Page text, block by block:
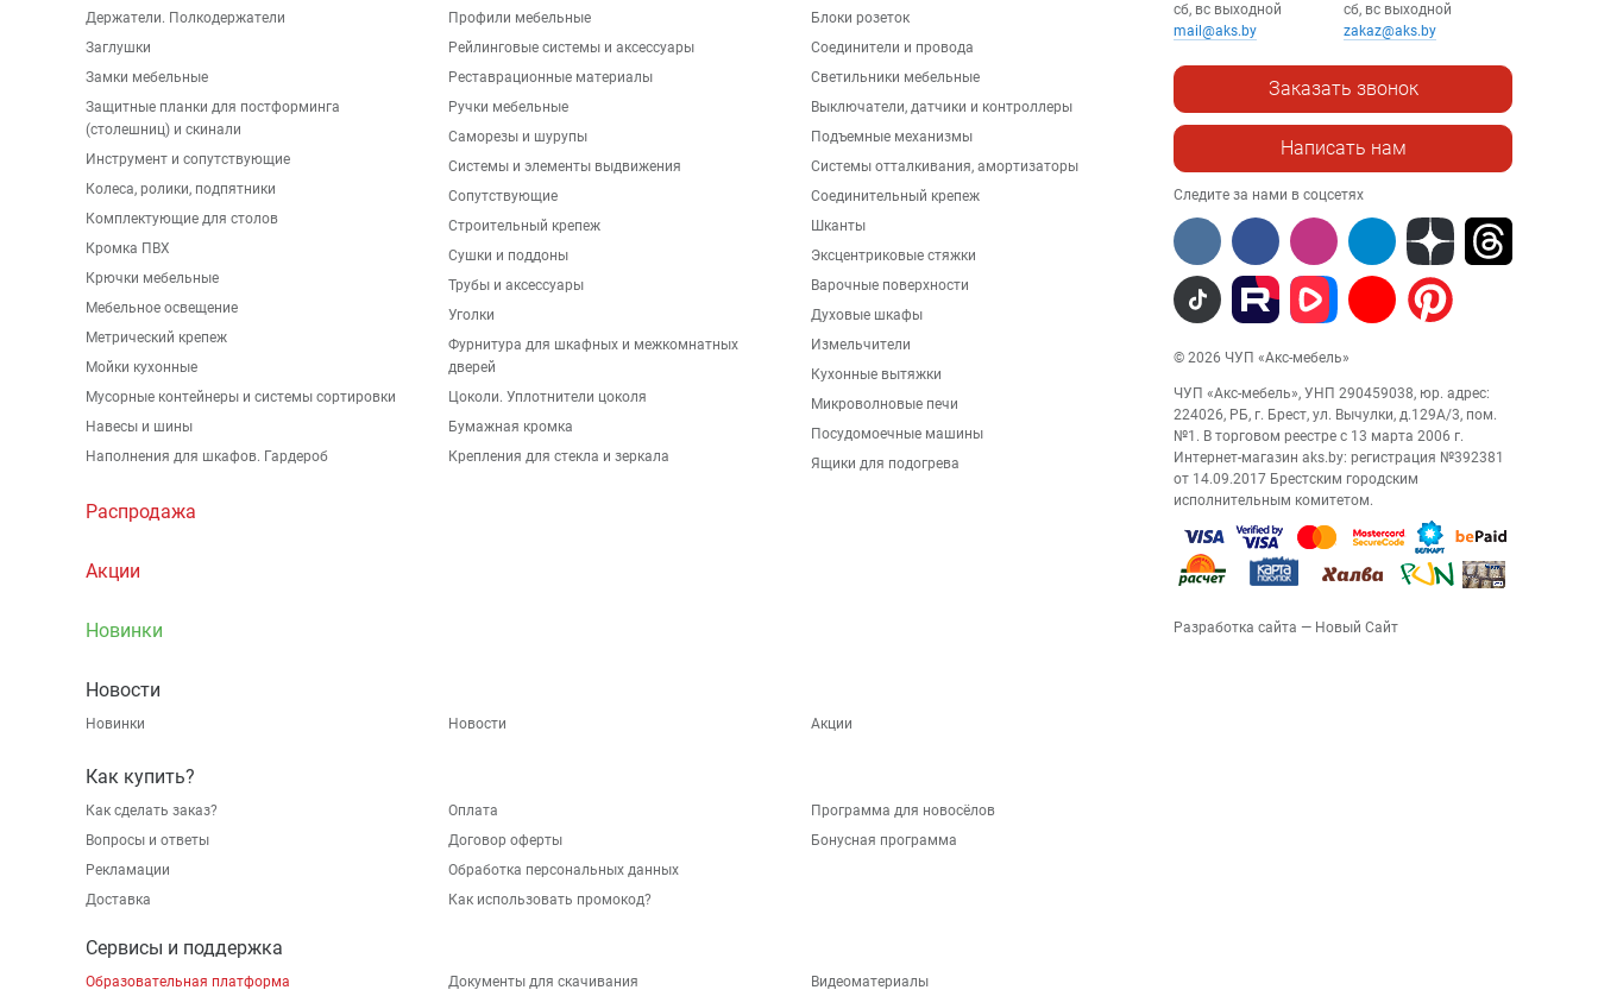
Держатели. Полкодержатели
Заглушки
Замки мебельные
Защитные планки для постформинга
(столешниц) и скинали
Инструмент и сопутствующие
Колеса, ролики, подпятники
Комплектующие для столов
Кромка ПВХ
Крючки мебельные
Мебельное освещение
Метрический крепеж
Мойки кухонные
Мусорные контейнеры и системы сортировки
Навесы и шины
Наполнения для шкафов. Гардероб
Профили мебельные
Рейлинговые системы и аксессуары
Реставрационные материалы
Ручки мебельные
Саморезы и шурупы
Системы и элементы выдвижения
Сопутствующие
Строительный крепеж
Сушки и поддоны
Трубы и аксессуары
Уголки
Фурнитура для шкафных и межкомнатных
дверей
Цоколи. Уплотнители цоколя
Бумажная кромка
Крепления для стекла и зеркала
Блоки розеток
Соединители и провода
Светильники мебельные
Выключатели, датчики и контроллеры
Подъемные механизмы
Системы отталкивания, амортизаторы
Соединительный крепеж
Шканты
Эксцентриковые стяжки
Варочные поверхности
Духовые шкафы
Измельчители
Кухонные вытяжки
Микроволновые печи
Посудомоечные машины
Ящики для подогрева
Распродажа
Акции
Новинки
Новости
Новинки Новости Акции
Как купить?
Как сделать заказ?
Вопросы и ответы
Рекламации
Доставка
Оплата
Договор оферты
Обработка персональных данных
Как использовать промокод?
Программа для новосёлов
Бонусная программа
Сервисы и поддержка
Образовательная платформа Документы для скачивания Видеоматериалы
сб, вс выходной
mail@aks.by
сб, вс выходной
zakaz@aks.by
Заказать звонок
Написать нам
Следите за нами в соцсетях
© 2026 ЧУП «Акс-мебель»
ЧУП «Акс-мебель», УНП 290459038, юр. адрес:
224026, РБ, г. Брест, ул. Вычулки, д.129А/3, пом.
№1. В торговом реестре с 13 марта 2006 г.
Интернет-магазин aks.by: регистрация №392381
от 14.09.2017 Брестским городским
исполнительным комитетом.
Разработка сайта — Новый Сайт